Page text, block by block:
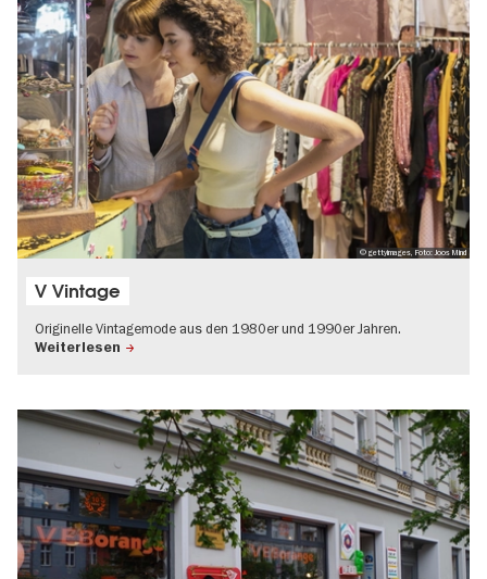
© gettyimages, Foto: Joos Mind
V Vintage
Originelle Vintagemode aus den 1980er und 1990er Jahren.
Weiterlesen